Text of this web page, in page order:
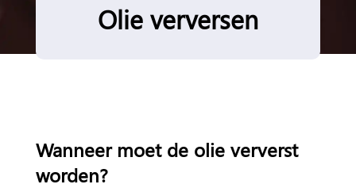
Olie verversen
Wanneer moet de olie ververst
worden?